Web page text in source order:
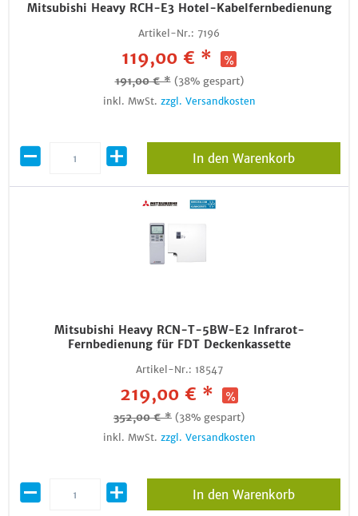
Mitsubishi Heavy RCH-E3 Hotel-Kabelfernbedienung
Artikel-Nr.: 7196
119,00 € *
191,00 € * (38% gespart)
inkl. MwSt. zzgl. Versandkosten
In den Warenkorb
Mitsubishi Heavy RCN-T-5BW-E2 Infrarot-
Fernbedienung für FDT Deckenkassette
Artikel-Nr.: 18547
219,00 € *
352,00 € * (38% gespart)
inkl. MwSt. zzgl. Versandkosten
In den Warenkorb